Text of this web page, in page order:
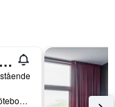
Dorsia Hotel & Restaurant
Trädgårdsgatan 6, Göteborg, Västra Götalands län, Sverige